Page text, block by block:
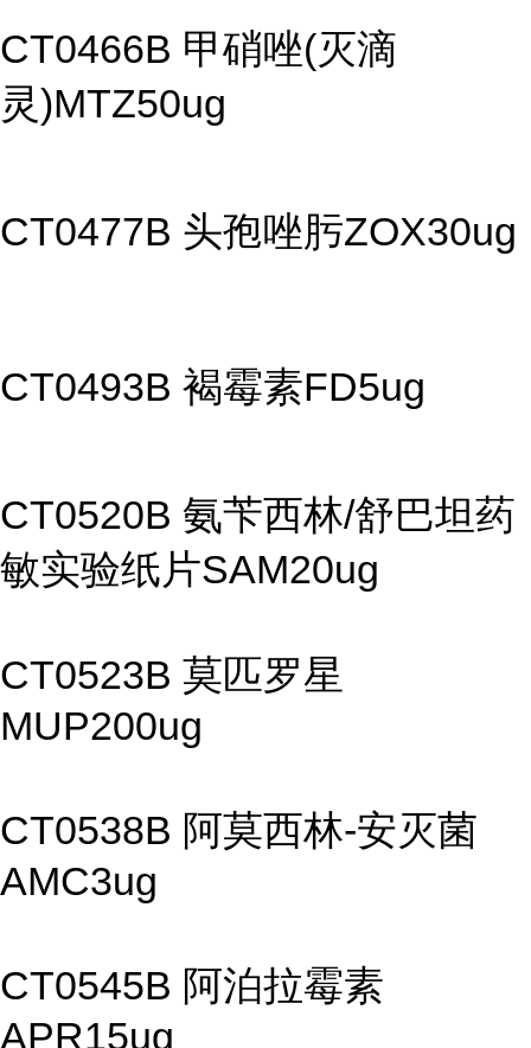
CT0466B 甲硝唑(灭滴
灵)MTZ50ug
CT0477B 头孢唑肟ZOX30ug
CT0493B 褐霉素FD5ug
CT0520B 氨苄西林/舒巴坦药
敏实验纸片SAM20ug
CT0523B 莫匹罗星
MUP200ug
CT0538B 阿莫西林-安灭菌
AMC3ug
CT0545B 阿泊拉霉素
APR15ug